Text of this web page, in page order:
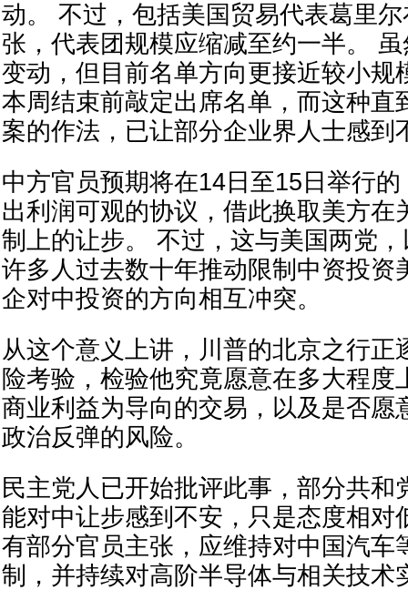
动。 不过，包括美国贸易代表葛里
张，代表团规模应缩减至约一半。
变动，但目前名单方向更接近较小规
本周结束前敲定出席名单，而这种直
案的作法，已让部分企业界人士感到
中方官员预期将在14日至15日举行
出利润可观的协议，借此换取美方在
制上的让步。 不过，这与美国两党
许多人过去数十年推动限制中资投资
企对中投资的方向相互冲突。
从这个意义上讲，川普的北京之行正
险考验，检验他究竟愿意在多大程度
商业利益为导向的交易，以及是否愿
政治反弹的风险。
民主党人已开始批评此事，部分共和
能对中让步感到不安，只是态度相对
有部分官员主张，应维持对中国汽车
制，并持续对高阶半导体与相关技术